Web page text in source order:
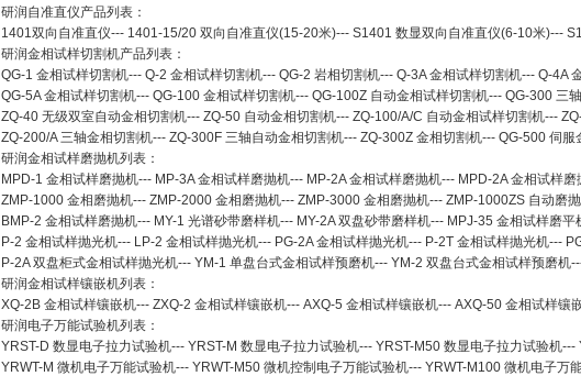
研润自准直仪产品列表：
1401双向自准直仪--- 1401-15/20 双向自准直仪(15-20米)--- S1401 数显双向自准直仪(6-10米)---
研润金相试样切割机产品列表：
QG-1 金相试样切割机--- Q-2 金相试样切割机--- QG-2 岩相切割机--- Q-3A 金相试样切割机--- Q-4A
QG-5A 金相试样切割机--- QG-100 金相试样切割机--- QG-100Z 自动金相试样切割机--- QG-300 三
ZQ-40 无级双室自动金相切割机--- ZQ-50 自动金相切割机--- ZQ-100/A/C 自动金相试样切割机---
ZQ-200/A 三轴金相切割机--- ZQ-300F 三轴自动金相切割机--- ZQ-300Z 金相切割机--- QG-500 伺服
研润金相试样磨抛机列表：
MPD-1 金相试样磨抛机--- MP-3A 金相试样磨抛机--- MP-2A 金相试样磨抛机--- MPD-2A 金相试样磨
ZMP-1000 金相磨抛机--- ZMP-2000 金相磨抛机--- ZMP-3000 金相磨抛机--- ZMP-1000ZS 自动磨
BMP-2 金相试样磨抛机--- MY-1 光谱砂带磨样机--- MY-2A 双盘砂带磨样机--- MPJ-35 金相试样磨平
P-2 金相试样抛光机--- LP-2 金相试样抛光机--- PG-2A 金相试样抛光机--- P-2T 金相试样抛光机---
P-2A 双盘柜式金相试样抛光机--- YM-1 单盘台式金相试样预磨机--- YM-2 双盘台式金相试样预磨机
研润金相试样镶嵌机列表：
XQ-2B 金相试样镶嵌机--- ZXQ-2 金相试样镶嵌机--- AXQ-5 金相试样镶嵌机--- AXQ-50 金相试样镶
研润电子万能试验机列表：
YRST-D 数显电子拉力试验机--- YRST-M 数显电子拉力试验机--- YRST-M50 数显电子拉力试验机---
YRWT-M 微机电子万能试验机--- YRWT-M50 微机控制电子万能试验机--- YRWT-M100 微机电子万